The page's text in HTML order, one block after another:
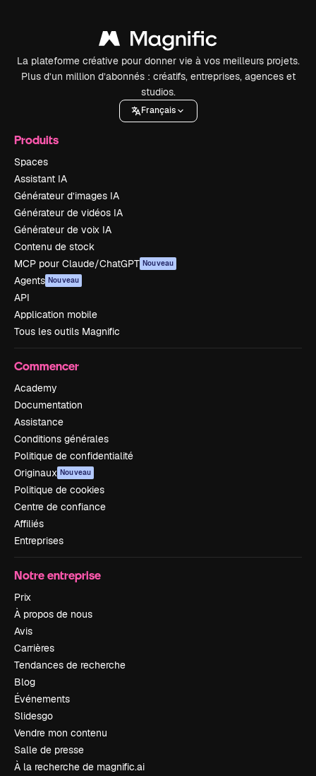
La plateforme créative pour donner vie à vos meilleurs projets.
Plus d’un million d’abonnés : créatifs, entreprises, agences et
studios.
Français
Produits
Spaces
Assistant IA
Générateur d’images IA
Générateur de vidéos IA
Générateur de voix IA
Contenu de stock
MCP pour Claude/ChatGPT Nouveau
Agents Nouveau
API
Application mobile
Tous les outils Magnific
Commencer
Academy
Documentation
Assistance
Conditions générales
Politique de confidentialité
Originaux Nouveau
Politique de cookies
Centre de confiance
Affiliés
Entreprises
Notre entreprise
Prix
À propos de nous
Avis
Carrières
Tendances de recherche
Blog
Événements
Slidesgo
Vendre mon contenu
Salle de presse
À la recherche de magnific.ai